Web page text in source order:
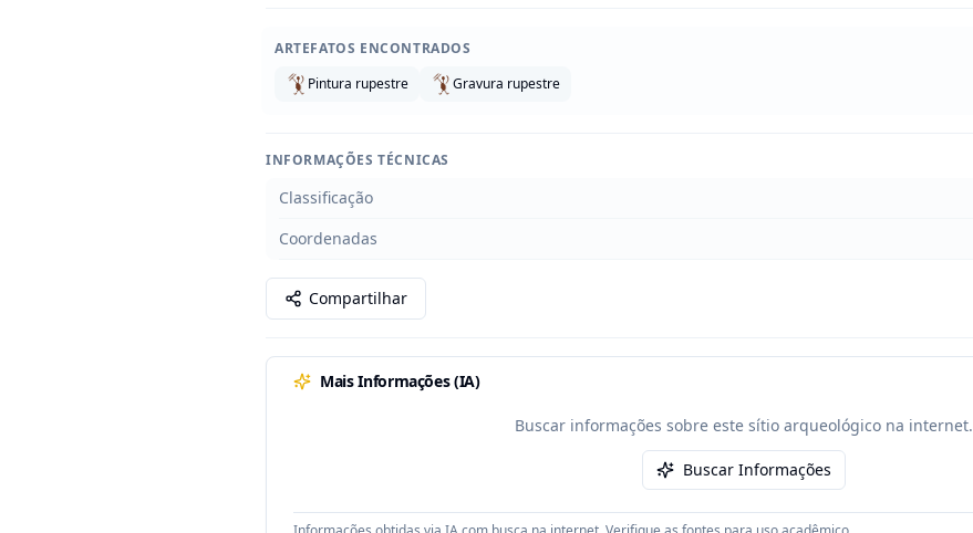
ARTEFATOS ENCONTRADOS
Pintura rupestre
Gravura rupestre
INFORMAÇÕES TÉCNICAS
Classificação
Coordenadas
Compartilhar
Mais Informações (IA)
Buscar informações sobre este sítio arqueológico na internet.
Buscar Informações